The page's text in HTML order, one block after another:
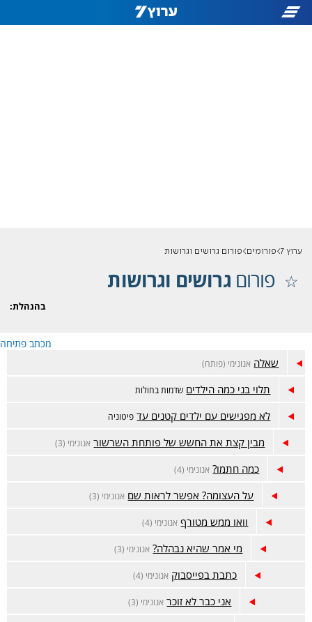
ערוץ 7 פורומים פורום גרושים וגרושות
פורום גרושים וגרושות
בהנהלת:
מכתב פתיחה
שאלה אנונימי (פותח)
תלוי בני כמה הילדים שדמות בחולות
לא מפגישים עם ילדים קטנים עד פיטוניה
מבין קצת את החשש של פותחת השרשור אנונימי (3)
כמה חתמו? אנונימי (4)
על העצומה? אפשר לראות שם אנונימי (3)
וואו ממש מטורף אנונימי (4)
מי אמר שהיא נבהלה? אנונימי (3)
כתבת בפייסבוק אנונימי (4)
אני כבר לא זוכר אנונימי (3)